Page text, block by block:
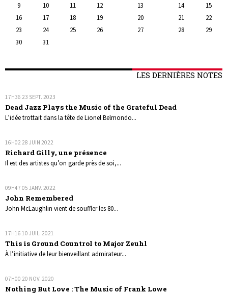
9
10 11 12 13 14
15
16
17 18 19 20 21
22
23
24 25 26 27 28
29
30
31
LES DERNIÈRES NOTES
17H36 23 SEPT. 2023
Dead Jazz Plays the Music of the Grateful Dead
L’idée trottait dans la tête de Lionel Belmondo...
16H02 28 JUIN 2022
Richard Gilly, une présence
Il est des artistes qu’on garde près de soi,...
09H47 05 JANV. 2022
John Remembered
John McLaughlin vient de souffler les 80...
17H16 10 JUIL. 2021
This is Ground Countrol to Major Zeuhl
À l’initiative de leur bienveillant admirateur...
07H00 20 NOV. 2020
Nothing But Love : The Music of Frank Lowe